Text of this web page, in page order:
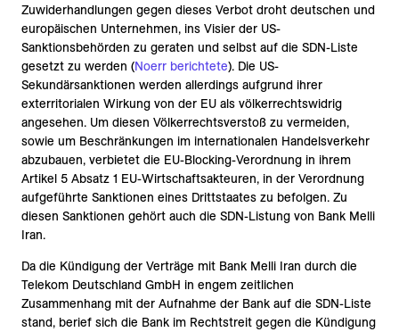
Zuwiderhandlungen gegen dieses Verbot droht deutschen und
europäischen Unternehmen, ins Visier der US-
Sanktionsbehörden zu geraten und selbst auf die SDN-Liste
gesetzt zu werden (Noerr berichtete). Die US-
Sekundärsanktionen werden allerdings aufgrund ihrer
exterritorialen Wirkung von der EU als völkerrechtswidrig
angesehen. Um diesen Völkerrechtsverstoß zu vermeiden,
sowie um Beschränkungen im internationalen Handelsverkehr
abzubauen, verbietet die EU-Blocking-Verordnung in ihrem
Artikel 5 Absatz 1 EU-Wirtschaftsakteuren, in der Verordnung
aufgeführte Sanktionen eines Drittstaates zu befolgen. Zu
diesen Sanktionen gehört auch die SDN-Listung von Bank Melli
Iran.
Da die Kündigung der Verträge mit Bank Melli Iran durch die
Telekom Deutschland GmbH in engem zeitlichen
Zusammenhang mit der Aufnahme der Bank auf die SDN-Liste
stand, berief sich die Bank im Rechtstreit gegen die Kündigung